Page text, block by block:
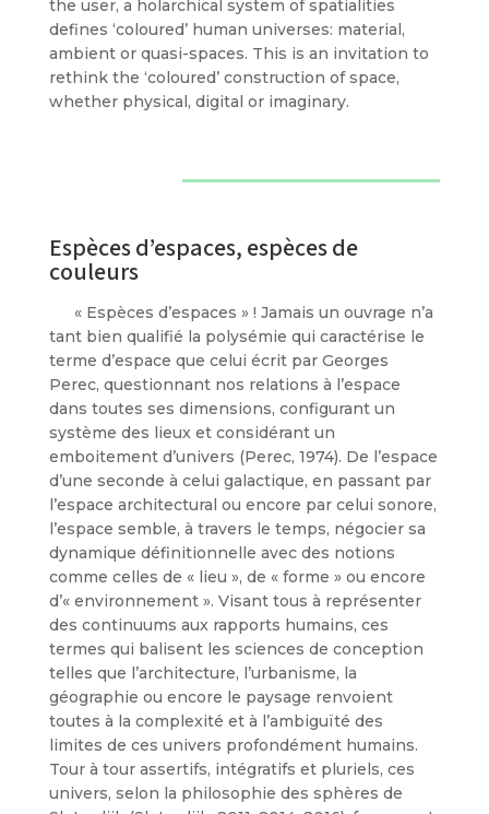
the user, a holarchical system of spatialities
defines ‘coloured’ human universes: material,
ambient or quasi-spaces. This is an invitation to
rethink the ‘coloured’ construction of space,
whether physical, digital or imaginary.
Espèces d’espaces, espèces de
couleurs
« Espèces d’espaces » ! Jamais un ouvrage n’a
tant bien qualifié la polysémie qui caractérise le
terme d’espace que celui écrit par Georges
Perec, questionnant nos relations à l’espace
dans toutes ses dimensions, configurant un
système des lieux et considérant un
emboitement d’univers (Perec, 1974). De l’espace
d’une seconde à celui galactique, en passant par
l’espace architectural ou encore par celui sonore,
l’espace semble, à travers le temps, négocier sa
dynamique définitionnelle avec des notions
comme celles de « lieu », de « forme » ou encore
d’« environnement ». Visant tous à représenter
des continuums aux rapports humains, ces
termes qui balisent les sciences de conception
telles que l’architecture, l’urbanisme, la
géographie ou encore le paysage renvoient
toutes à la complexité et à l’ambiguïté des
limites de ces univers profondément humains.
Tour à tour assertifs, intégratifs et pluriels, ces
univers, selon la philosophie des sphères de